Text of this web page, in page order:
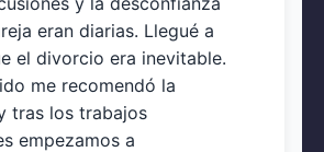
eran diarias. Llegué a
el divorcio era inevitable.
me recomendó la
tras los trabajos
empezamos a